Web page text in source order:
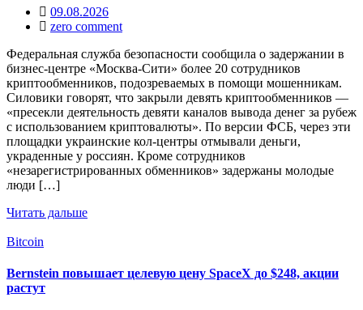
09.08.2026
zero comment
Федеральная служба безопасности сообщила о задержании в
бизнес‑центре «Москва‑Сити» более 20 сотрудников
криптообменников, подозреваемых в помощи мошенникам.
Силовики говорят, что закрыли девять криптообменников —
«пресекли деятельность девяти каналов вывода денег за рубеж
с использованием криптовалюты». По версии ФСБ, через эти
площадки украинские кол‑центры отмывали деньги,
украденные у россиян. Кроме сотрудников
«незарегистрированных обменников» задержаны молодые
люди […]
Читать дальше
Bitcoin
Bernstein повышает целевую цену SpaceX до $248, акции
растут